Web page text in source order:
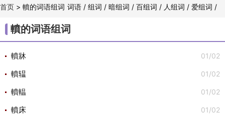
词语 /组词 /暗组词 /百组词 / 人组词 /爱组词 /
词
首页 > 轒的词语组词
轒的词语组词
01/02
轒牀
01/02
轒辒
01/02
轒輼
01/02
轒床